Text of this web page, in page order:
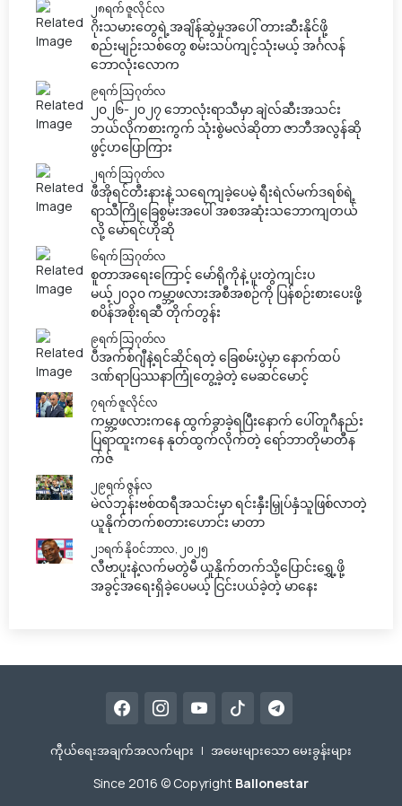
၂၈ရက် ဇူလိုင်လ
ဂိုးသမားတွေရဲ့အချိန်ဆွဲမှုအပေါ် တားဆီးနိုင်ဖို့
စည်းမျဉ်းသစ်တွေ စမ်းသပ်ကျင့်သုံးမယ့် အင်္ဂလန်
ဘောလုံးလောက
၉ရက် သြဂုတ်လ
၂၀၂၆-၂၀၂၇ ဘောလုံးရာသီမှာ ချဲလ်ဆီးအသင်း
ဘယ်လိုကစားကွက် သုံးစွဲမလဲဆိုတာ ဇာဘီအလွန်ဆို
ဖွင့်ဟပြောကြား
၂ရက် သြဂုတ်လ
ဖီအိုရင်တီးနားနဲ့ သရေကျခဲ့ပေမဲ့ ရီးရဲလ်မက်ဒရစ်ရဲ့
ရာသီကြိုခြေစွမ်းအပေါ် အစအဆုံးသဘောကျတယ်
လို့ မော်ရင်ဟိုဆို
၆ရက် သြဂုတ်လ
စူတာအရေးကြောင့် မော်ရိုကိုနဲ့ ပူးတွဲကျင်းပ
မယ့်၂၀၃၀ ကမ္ဘာ့ဖလားအစီအစဉ်ကို ပြန်စဉ်းစားပေးဖို့
စပိန်အစိုးရဆီ တိုက်တွန်း
၉ရက် သြဂုတ်လ
ပီအက်စ်ဂျီနဲ့ရင်ဆိုင်ရတဲ့ ခြေစမ်းပွဲမှာ နောက်ထပ်
ဒဏ်ရာပြဿနာကြုံတွေ့ခဲ့တဲ့ မေဆင်မောင့်
၇ရက် ဇူလိုင်လ
ကမ္ဘာ့ဖလားကနေ ထွက်ခွာခဲ့ရပြီးနောက် ပေါ်တူဂီနည်း
ပြရာထူးကနေ နုတ်ထွက်လိုက်တဲ့ ရော်ဘာတိုမာတီန
က်ဇ်
၂၉ရက် ဇွန်လ
မဲလ်ဘုန်းဗစ်ထရီအသင်းမှာ ရင်းနှီးမြှုပ်နှံသူဖြစ်လာတဲ့
ယူနိုက်တက်စတားဟောင်း မာတာ
၂၁ရက် နိုဝင်ဘာလ, ၂၀၂၅
လီဗာပူးနဲ့လက်မတွဲမီ ယူနိုက်တက်သို့ပြောင်းရွှေ့ဖို့
အခွင့်အရေးရှိခဲ့ပေမယ့် ငြင်းပယ်ခဲ့တဲ့ မာနေး
ကီုယ်ရေးအချက်အလက်များ | အမေးများသော မေးခွန်းများ
Since 2016 © Copyright Ballonestar